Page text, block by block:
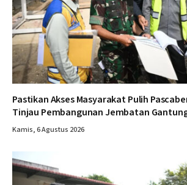
Pastikan Akses Masyarakat Pulih
Tinjau Pembangunan Jembatan
Kamis, 6 Agustus 2026